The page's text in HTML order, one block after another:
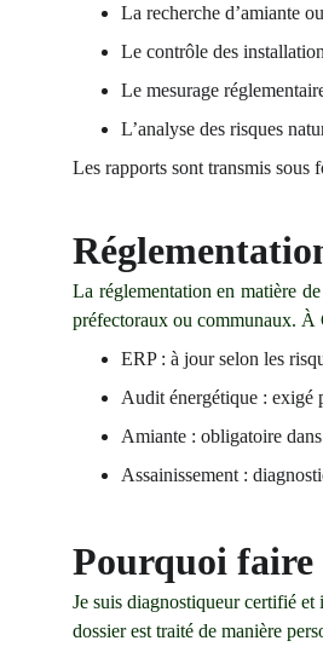
La recherche d’amiante
Le contrôle des
Le mesurage
L’analyse des risques
Les rapports sont transmis sous
La réglementation en matière
préfectoraux ou communaux. À
ERP : à jour selon les
Audit énergétique : exigé
Amiante : obligatoire
Assainissement :
Pourquoi faire
Je suis diagnostiqueur certifié
dossier est traité de manière